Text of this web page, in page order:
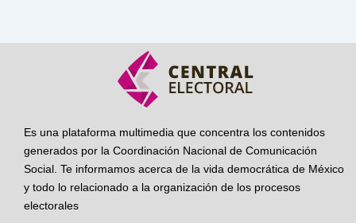
Es una plataforma multimedia que concentra los contenidos
generados por la Coordinación Nacional de Comunicación
Social. Te informamos acerca de la vida democrática de México
y todo lo relacionado a la organización de los procesos
electorales